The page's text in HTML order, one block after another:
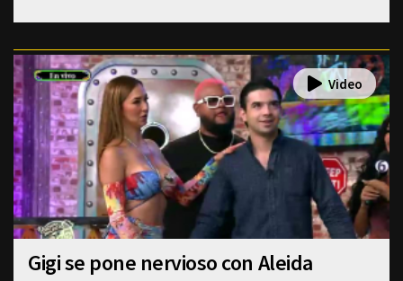
Gigi se pone nervioso con Aleida